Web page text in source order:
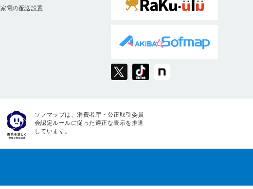
家電の配送設置
ソフマップは、消費者庁・公正取引委員
会認定ルールに従った適正な表示を推進
しています。